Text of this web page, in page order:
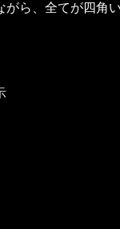
がら、全てが四角